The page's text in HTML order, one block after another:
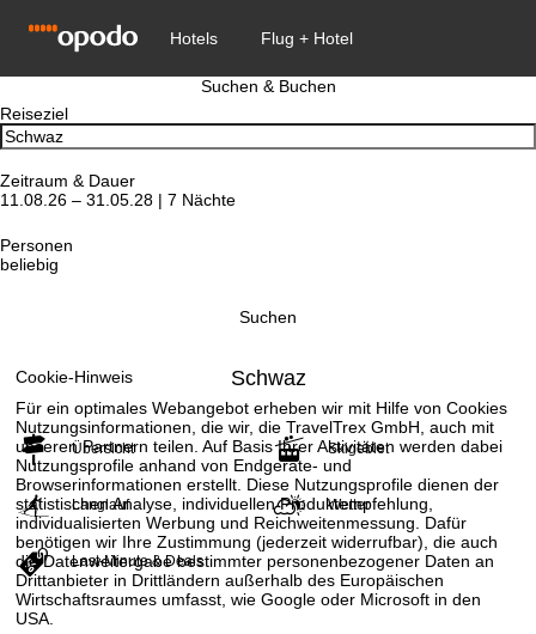
Cookie-Hinweis
Für ein optimales Webangebot erheben wir mit Hilfe von Cookies
Nutzungsinformationen, die wir, die TravelTrex GmbH, auch mit
unseren Partnern teilen. Auf Basis Ihrer Aktivitäten werden dabei
Nutzungsprofile anhand von Endgeräte- und
Browserinformationen erstellt. Diese Nutzungsprofile dienen der
statistischen Analyse, individuellen Produktempfehlung,
individualisierten Werbung und Reichweitenmessung. Dafür
benötigen wir Ihre Zustimmung (jederzeit widerrufbar), die auch
die Datenweitergabe bestimmter personenbezogener Daten an
Drittanbieter in Drittländern außerhalb des Europäischen
Wirtschaftsraumes umfasst, wie Google oder Microsoft in den
USA.
Suchen & Buchen
Reiseziel
Zeitraum & Dauer
11.08.26 – 31.05.28 | 7 Nächte
Personen
beliebig
Suchen
Schwaz
Übersicht Skigebiet
Langlauf Wetter
Last-Minute & Deals